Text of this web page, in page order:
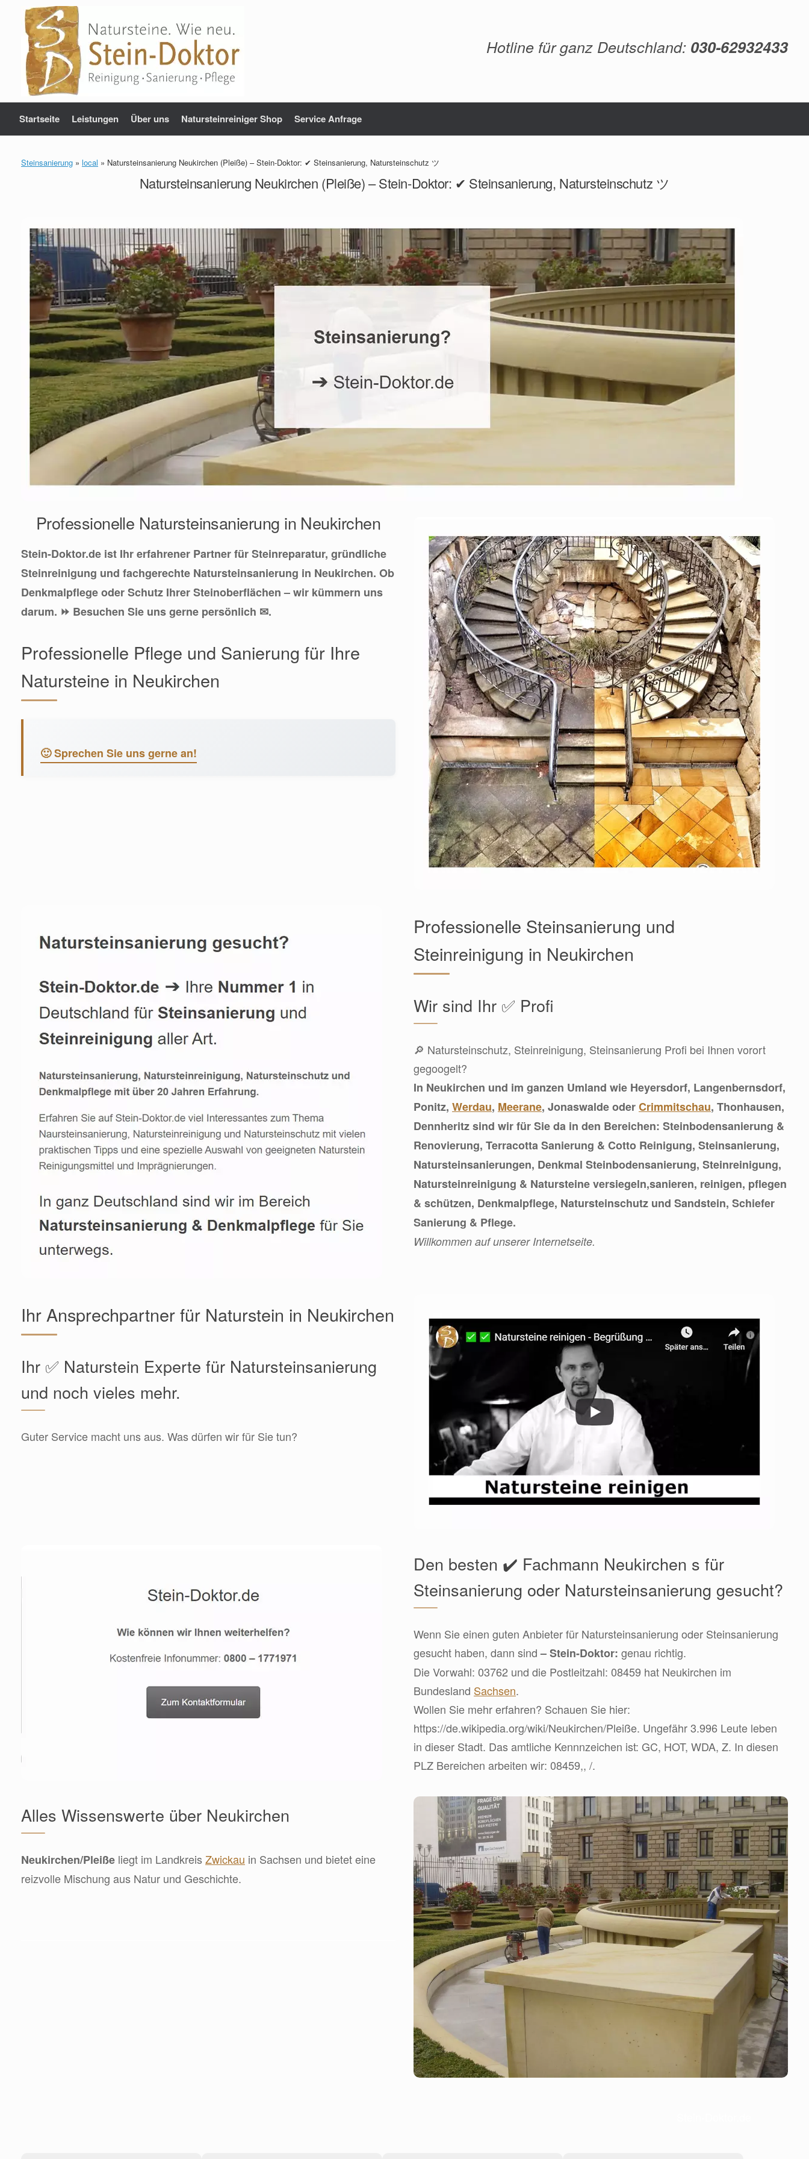
springen
Hotline für ganz Deutschland: 030-62932433
Startseite Leistungen Über uns Natursteinreiniger Shop Service Anfrage
Steinsanierung » local » Natursteinsanierung Neukirchen (Pleiße) – Stein-Doktor: ✔ Steinsanierung, Natursteinschutz ツ
Natursteinsanierung Neukirchen (Pleiße) – Stein-Doktor: ✔ Steinsanierung, Natursteinschutz ツ
Professionelle Natursteinsanierung in Neukirchen
Stein-Doktor.de ist Ihr erfahrener Partner für Steinreparatur, gründliche
Steinreinigung und fachgerechte Natursteinsanierung in Neukirchen. Ob
Denkmalpflege oder Schutz Ihrer Steinoberflächen – wir kümmern uns
darum. ⏩ Besuchen Sie uns gerne persönlich ✉.
Professionelle Pflege und Sanierung für Ihre
Natursteine in Neukirchen
🙂 Sprechen Sie uns gerne an!
Professionelle Steinsanierung und
Steinreinigung in Neukirchen
Wir sind Ihr ✅ Profi
🔎 Natursteinschutz, Steinreinigung, Steinsanierung Profi bei Ihnen vorort
gegoogelt?
In Neukirchen und im ganzen Umland wie Heyersdorf, Langenbernsdorf,
Ponitz, Werdau, Meerane, Jonaswalde oderCrimmitschau, Thonhausen,
Dennheritz sind wir für Sie da in den Bereichen: Steinbodensanierung &
Renovierung, Terracotta Sanierung & Cotto Reinigung, Steinsanierung,
Natursteinsanierungen, Denkmal Steinbodensanierung, Steinreinigung,
Natursteinreinigung & Natursteine versiegeln,sanieren, reinigen, pflegen
& schützen, Denkmalpflege, Natursteinschutz und Sandstein, Schiefer
Sanierung & Pflege.
Willkommen auf unserer Internetseite.
Ihr Ansprechpartner für Naturstein in Neukirchen
Ihr ✅ Naturstein Experte für Natursteinsanierung
und noch vieles mehr.
Guter Service macht uns aus. Was dürfen wir für Sie tun?
Den besten ✔️ Fachmann Neukirchen s für
Steinsanierung oder Natursteinsanierung gesucht?
Wenn Sie einen guten Anbieter für Natursteinsanierung oder Steinsanierung
gesucht haben, dann sind– Stein-Doktor: genau richtig.
Die Vorwahl: 03762 und die Postleitzahl: 08459 hat Neukirchen im
Bundesland Sachsen.
Wollen Sie mehr erfahren? Schauen Sie hier:
https://de.wikipedia.org/wiki/Neukirchen/Pleiße. Ungefähr 3.996 Leute leben
in dieser Stadt. Das amtliche Kennnzeichen ist: GC, HOT, WDA, Z. In diesen
PLZ Bereichen arbeiten wir: 08459,, /.
Alles Wissenswerte über Neukirchen
Neukirchen/Pleiße liegt im LandkreisZwickau in Sachsen und bietet eine
reizvolle Mischung aus Natur und Geschichte.